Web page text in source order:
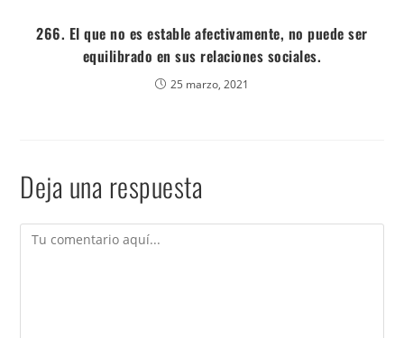
266. El que no es estable afectivamente, no puede ser
equilibrado en sus relaciones sociales.
25 marzo, 2021
Deja una respuesta